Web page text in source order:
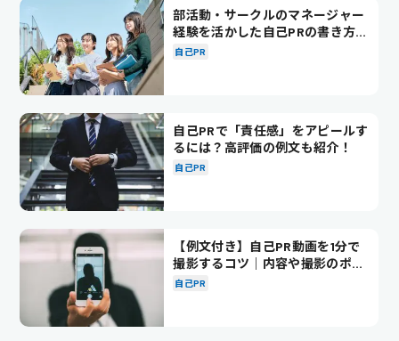
部活動・サークルのマネージャー
経験を活かした自己PRの書き方を
徹底解説！
自己PR
自己PRで「責任感」をアピールす
るには？高評価の例文も紹介！
自己PR
【例文付き】自己PR動画を1分で
撮影するコツ｜内容や撮影のポイ
ントも解説
自己PR